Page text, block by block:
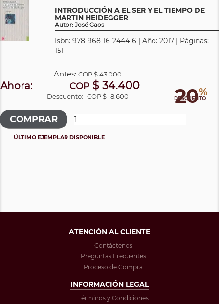
INTRODUCCIÓN A EL SER Y EL TIEMPO DE
MARTIN HEIDEGGER
Autor: José Gaos
Isbn: 978-968-16-2444-6 | Año: 2017 | Páginas:
151
20%
DESCUENTO
Antes: COP$ 43.000
Ahora: COP $ 34.400
Descuento: COP $ -8.600
ÚLTIMO EJEMPLAR DISPONIBLE
ATENCIÓN AL CLIENTE
Contáctenos
Preguntas Frecuentes
Proceso de Compra
INFORMACIÓN LEGAL
Términos y Condiciones